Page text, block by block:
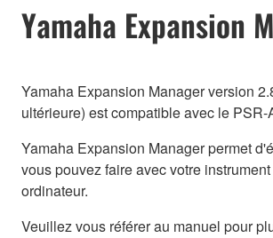
Yamaha Expansion
Yamaha Expansion Manager version
ultérieure) est compatible avec le PSR-
Yamaha Expansion Manager permet
vous pouvez faire avec votre
ordinateur.
Veuillez vous référer au manuel pour